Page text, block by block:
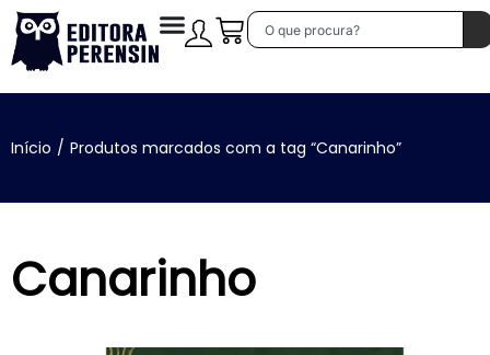
Início / Produtos marcados com a tag “Canarinho”
Canarinho